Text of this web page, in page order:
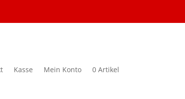
Kasse Mein Konto 0 Artikel